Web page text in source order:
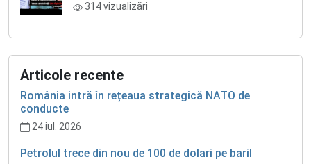
314 vizualizări
Articole recente
România intră în rețeaua strategică NATO de
conducte
24 iul. 2026
Petrolul trece din nou de 100 de dolari pe baril